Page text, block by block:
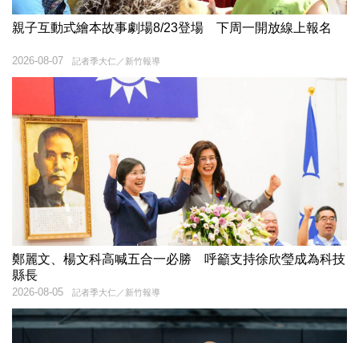
親子互動式繪本故事劇場8/23登場 下周一開放線上報名
記者季大仁／新竹報導
2026-08-07
鄭麗文、楊文科高喊五合一必勝 呼籲支持徐欣瑩成為科技
縣長
記者季大仁／新竹報導
2026-08-05